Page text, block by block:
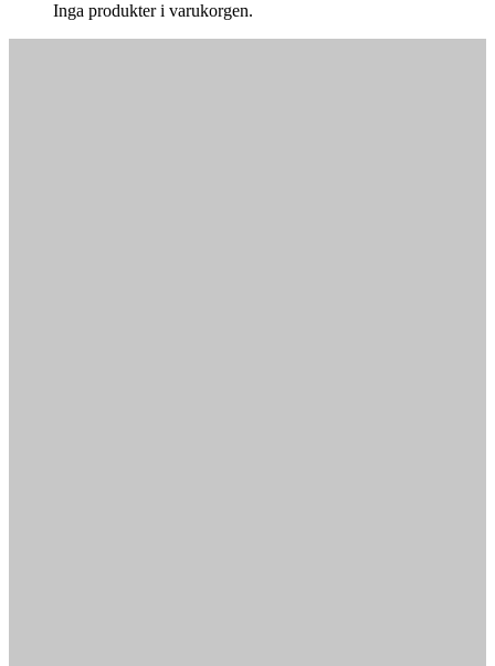
Inga produkter i varukorgen.